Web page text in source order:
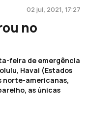
02 jul, 2021, 17:27
no
feira de emergência
Havai (Estados
norte-americanas,
as únicas